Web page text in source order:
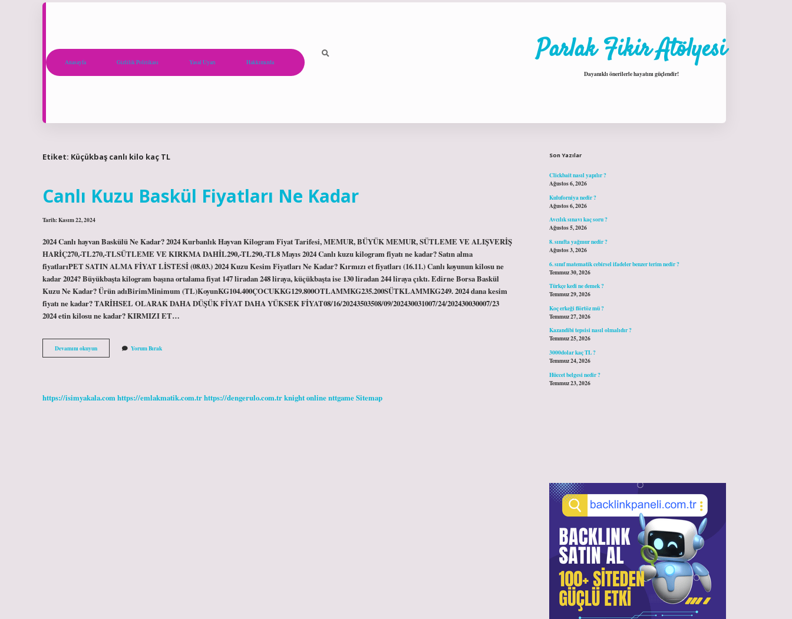
Anasayfa Gizlilik Politikası Yasal Uyarı Hakkımızda Parlak Fikir Atölyesi
Dayanıklı önerilerle hayatını güçlendir!
Etiket: Küçükbaş canlı kilo kaç TL
Canlı Kuzu Baskül Fiyatları Ne Kadar
Tarih: Kasım 22, 2024
2024 Canlı hayvan Baskülü Ne Kadar? 2024 Kurbanlık Hayvan Kilogram Fiyat Tarifesi, MEMUR, BÜYÜK MEMUR, SÜTLEME VE ALIŞVERİŞ
HARİÇ270,-TL270,-TLSÜTLEME VE KIRKMA DAHİL290,-TL290,-TL8 Mayıs 2024 Canlı kuzu kilogram fiyatı ne kadar? Satın alma
fiyatlarıPET SATIN ALMA FİYAT LİSTESİ (08.03.) 2024 Kuzu Kesim Fiyatları Ne Kadar? Kırmızı et fiyatları (16.11.) Canlı koyunun kilosu ne
kadar 2024? Büyükbaşta kilogram başına ortalama fiyat 147 liradan 248 liraya, küçükbaşta ise 130 liradan 244 liraya çıktı. Edirne Borsa Baskül
Kuzu Ne Kadar? Ürün adıBirimMinimum (TL)KoyunKG104.400ÇOCUKKG129.800OTLAMMKG235.200SÜTKLAMMKG249. 2024 dana kesim
fiyatı ne kadar? TARİHSEL OLARAK DAHA DÜŞÜK FİYAT DAHA YÜKSEK FİYAT08/16/20243503508/09/202430031007/24/202430030007/23
2024 etin kilosu ne kadar? KIRMIZI ET…
Devamını okuyunCanlı
Kuzu
Yorum Bırak
https://isimyakala.comhttps://emlakmatik.com.trhttps://dengerulo.com.trknight onlinenttgameSitemap
Son Yazılar
Clickbait nasıl yapılır ?
Ağustos 6, 2026
Kuluforniya nedir ?
Ağustos 6, 2026
Avcılık sınavı kaç soru ?
Ağustos 5, 2026
8. sınıfta yağmur nedir ?
Ağustos 3, 2026
6. sınıf matematik cebirsel ifadeler benzer terim nedir ?
Temmuz 30, 2026
Türkçe kedi ne demek ?
Temmuz 29, 2026
Koç erkeği flörtöz mü ?
Temmuz 27, 2026
Kazandibi tepsisi nasıl olmalıdır ?
Temmuz 25, 2026
3000dolar kaç TL ?
Temmuz 24, 2026
Hüccet belgesi nedir ?
Temmuz 23, 2026